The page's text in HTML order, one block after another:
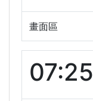
畫面區